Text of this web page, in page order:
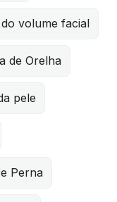
volume facial
de Orelha
pele
Perna